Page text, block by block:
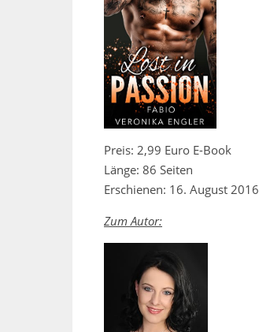
Preis: 2,99 Euro E-Book
Länge: 86 Seiten
Erschienen: 16. August 2016
Zum Autor: